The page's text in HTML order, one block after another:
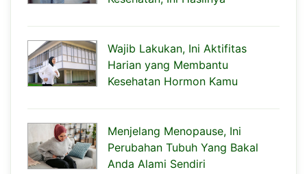
Wajib Lakukan, Ini Aktifitas
Harian yang Membantu
Kesehatan Hormon Kamu
Menjelang Menopause, Ini
Perubahan Tubuh Yang Bakal
Anda Alami Sendiri